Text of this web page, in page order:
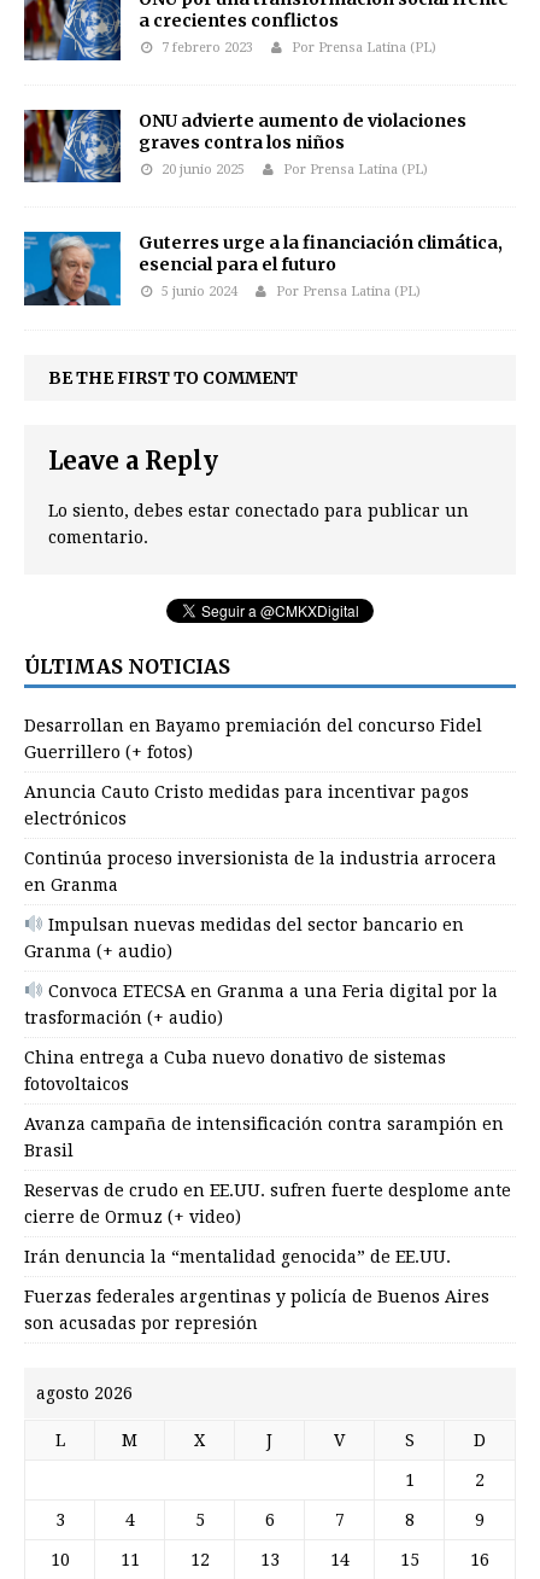
a crecientes conflictos
7 febrero 2023 Por Prensa Latina (PL)
ONU advierte aumento de violaciones
graves contra los niños
20 junio 2025 Por Prensa Latina (PL)
Guterres urge a la financiación climática,
esencial para el futuro
5 junio 2024 Por Prensa Latina (PL)
BE THE FIRST TO COMMENT
Leave a Reply
Lo siento, debes estar conectado para publicar un
comentario.
ÚLTIMAS NOTICIAS
Desarrollan en Bayamo premiación del concurso Fidel
Guerrillero (+ fotos)
Anuncia Cauto Cristo medidas para incentivar pagos
electrónicos
Continúa proceso inversionista de la industria arrocera
en Granma
Impulsan nuevas medidas del sector bancario en
Granma (+ audio)
Convoca ETECSA en Granma a una Feria digital por la
trasformación (+ audio)
China entrega a Cuba nuevo donativo de sistemas
fotovoltaicos
Avanza campaña de intensificación contra sarampión en
Brasil
Reservas de crudo en EE.UU. sufren fuerte desplome ante
cierre de Ormuz (+ video)
Irán denuncia la “mentalidad genocida” de EE.UU.
Fuerzas federales argentinas y policía de Buenos Aires
son acusadas por represión
agosto 2026
L M X J V S D
1 2
3 4 5 6 7 8 9
10 11 12 13 14 15 16